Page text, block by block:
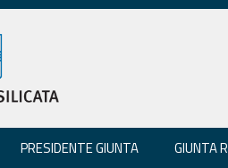
PRESIDENTE GIUNTA GIUNTA